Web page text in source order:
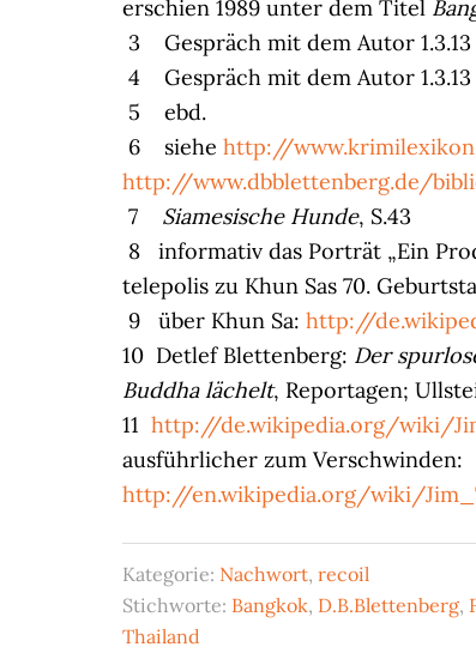
erschien 1989 unter dem Titel
3 Gespräch mit dem Autor 1.3.13
4 Gespräch mit dem Autor 1.3.13
5 ebd.
6 siehe http://
http://www.dbblettenberg.de/
7 Siamesische Hunde, S.43
8 informativ das Porträt „Ein
telepolis zu Khun Sas 70.
9 über Khun Sa: http://
10 Detlef Blettenberg: Der
Buddha lächelt, Reportagen;
11 http://de.wikipedia.org/wiki/
ausführlicher zum Verschwinden:
http://en.wikipedia.org/wiki/
Kategorie: Nachwort, recoil
Stichworte: Bangkok, D.B.Blettenberg,
Thailand